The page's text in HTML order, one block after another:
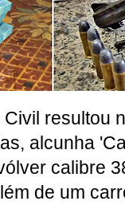
resultou
alcunha
calibre
de um